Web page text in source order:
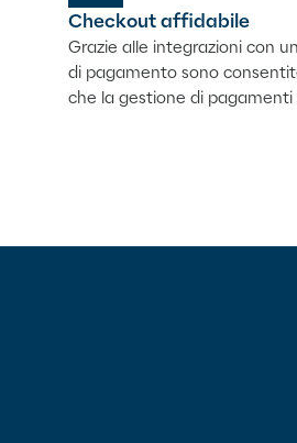
Checkout affidabile
Grazie alle integrazioni con
di pagamento sono
che la gestione di pagamenti